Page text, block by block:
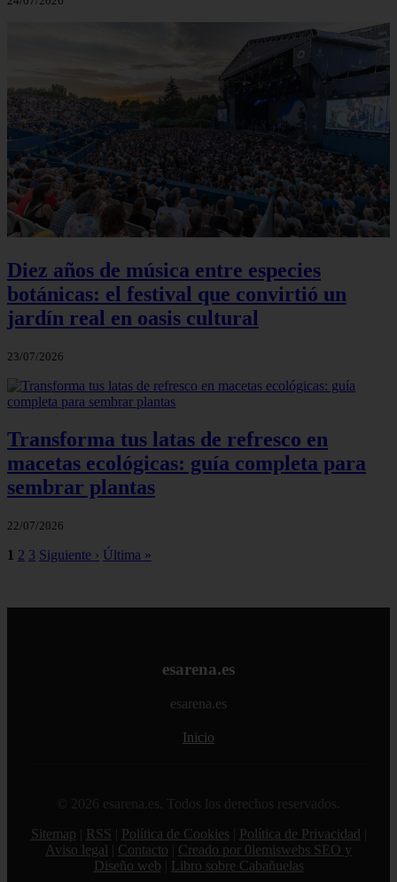
Diez años de música entre especies
botánicas: el festival que convirtió un
jardín real en oasis cultural
23/07/2026
Transforma tus latas de refresco en
macetas ecológicas: guía completa para
sembrar plantas
22/07/2026
1 2 3 Siguiente › Última »
esarena.es
esarena.es
Inicio
© 2026 esarena.es. Todos los derechos reservados.
Sitemap
RSS Política de Cookies Política de Privacidad
Aviso legal
Contacto
Creado por 0lemiswebs SEO y
Diseño web
Libro sobre Cabañuelas